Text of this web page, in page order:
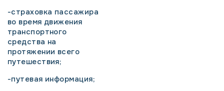
-страховка пассажира
во время движения
транспортного
средства на
протяжении всего
путешествия;
-путевая информация;